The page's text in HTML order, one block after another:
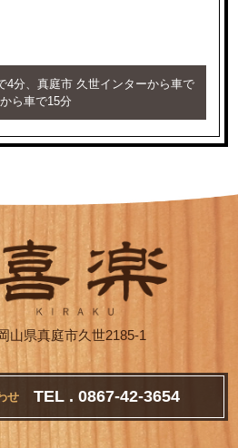
4分、真庭市 久世インターから車で
ら車で15分
山県真庭市久世2185-1
せ TEL . 0867-42-3654